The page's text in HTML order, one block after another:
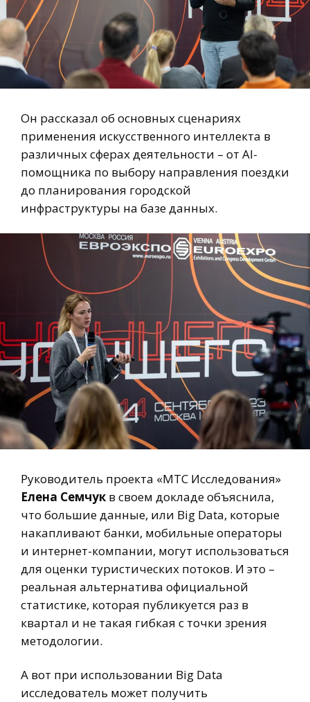
Он рассказал об основных сценариях
применения искусственного интеллекта в
различных сферах деятельности – от AI-
помощника по выбору направления поездки
до планирования городской
инфраструктуры на базе данных.
Руководитель проекта «МТС Исследования»
Елена Семчук в своем докладе объяснила,
что большие данные, или Big Data, которые
накапливают банки, мобильные операторы
и интернет-компании, могут использоваться
для оценки туристических потоков. И это –
реальная альтернатива официальной
статистике, которая публикуется раз в
квартал и не такая гибкая с точки зрения
методологии.
А вот при использовании Big Data
исследователь может получить